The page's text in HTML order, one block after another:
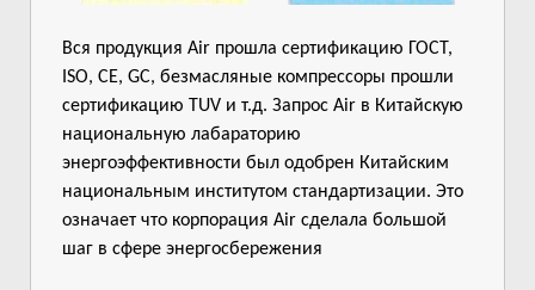
Вся продукция Air прошла сертификацию ГОСТ,
ISO, CE, GC, безмасляные компрессоры прошли
сертификацию TUV и т.д. Запрос Air в Китайскую
национальную лабараторию
энергоэффективности был одобрен Китайским
национальным институтом стандартизации. Это
означает что корпорация Air сделала большой
шаг в сфере энергосбережения